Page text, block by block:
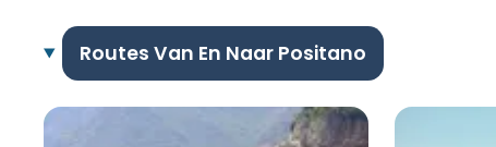
Routes Van En Naar Positano